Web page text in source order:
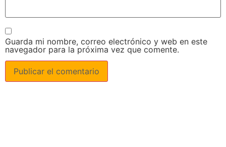
Guarda mi nombre, correo electrónico y web en este
navegador para la próxima vez que comente.